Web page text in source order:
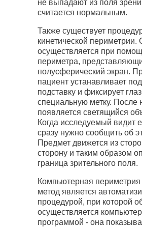
не выпадают из поля
считается нормальным.
Также существует
кинетической периметрии.
осуществляется при
периметра,
полусферический экран.
пациент устанавливает
подставку и фиксирует
специальную метку. После
появляется светящийся
Когда исследуемый видит
сразу нужно сообщить об
Предмет движется из
сторону и таким образом
граница зрительного поля.
Компьютерная
метод является
процедурой, при которой
осуществляется
программой - она